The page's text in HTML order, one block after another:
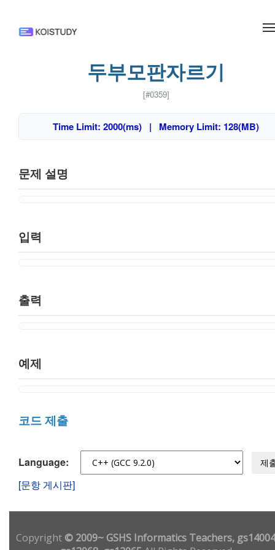
두부모판자르기
[#0359]
Time Limit: 2000(ms) | Memory Limit: 128(MB)
문제 설명
입력
출력
예제
코드 제출
Language: 제
[문항 게시판]
Copyright© 2009~ GSHS Informatics Teachers,